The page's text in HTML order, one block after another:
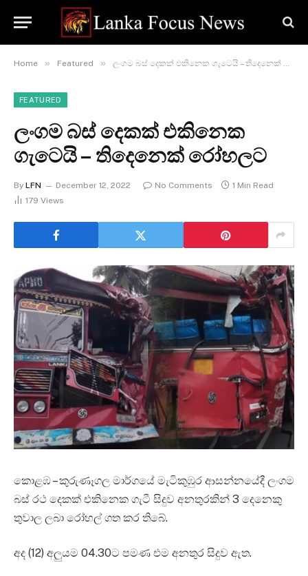
Home » Featured » ලංගම බස් දෙකක් එකිනෙක ගැටෙයි – තිදෙනෙක් රෝහලට
FEATURED
ලංගම බස් දෙකක් එකිනෙක
ගැටෙයි – තිදෙනෙක් රෝහලට
By LFN December 12, 2022 No Comments
1 Min Read
179 Views
කොළඹ – කුරුණෑගල මාර්ගයේ මැටිකුඹුර ආසන්නයේදී ලංගම
බස් රථ දෙකක් එකිනෙක ගැටී සිදුව අනතුරකින් 3 දෙනෙකු
තුවාල ලබා රෝහල් ගත කර තිබේ.
අද (12) අලුයම 04.30ට පමණ එම අනතුර සිදුව ඇත.